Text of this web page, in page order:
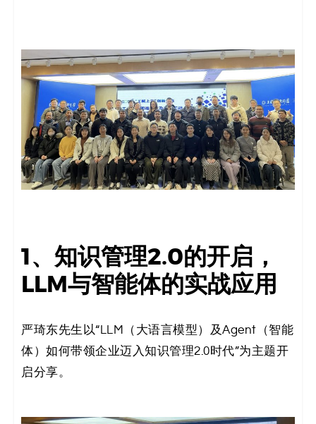
例
白
皮
书
1、知识管理2.0的开启，
LLM与智能体的实战应用
严琦东先生以“LLM（大语言模型）及Agent（智能
体）如何带领企业迈入知识管理2.0时代”为主题开
启分享。